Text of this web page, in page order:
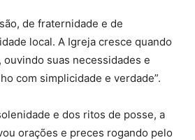
de fraternidade e de
local. A Igreja cresce quando
suas necessidades e
com simplicidade e verdade”.
e dos ritos de posse, a
orações e preces rogando pelo